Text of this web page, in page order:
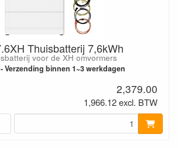
Thuisbatterij 7,6kWh
voor de XH omvormers
Verzending binnen 1~3 werkdagen
2,379.00
1,966.12 excl. BTW